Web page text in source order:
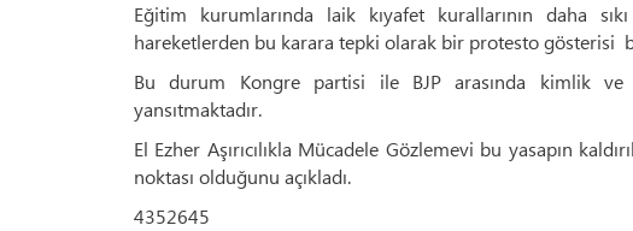
Eğitim kurumlarında laik kıyafet kurallarının daha
hareketlerden bu karara tepki olarak bir protesto gösterisi
Bu durum Kongre partisi ile BJP arasında kimlik ve
yansıtmaktadır.
El Ezher Aşırıcılıkla Mücadele Gözlemevi bu yasapın
noktası olduğunu açıkladı.
4352645